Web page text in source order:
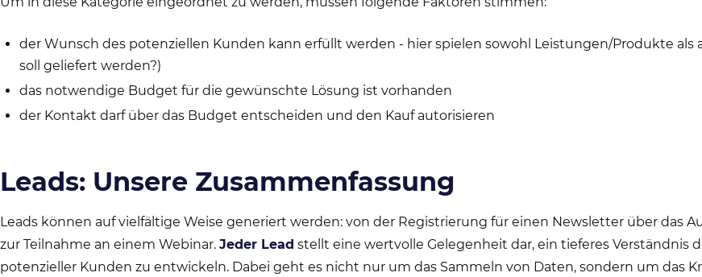
der Wunsch des potenziellen Kunden kann erfüllt werden - hier spielen sowohl Leistungen/Produkte als
soll geliefert werden?)
das notwendige Budget für die gewünschte Lösung ist vorhanden
der Kontakt darf über das Budget entscheiden und den Kauf autorisieren
Leads: Unsere Zusammenfassung
Leads können auf vielfältige Weise generiert werden: von der Registrierung für einen Newsletter über das
zur Teilnahme an einem Webinar. Jeder Lead stellt eine wertvolle Gelegenheit dar, ein tieferes Verständnis
potenzieller Kunden zu entwickeln. Dabei geht es nicht nur um das Sammeln von Daten, sondern um das